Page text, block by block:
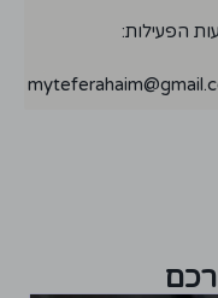
הפעילות: